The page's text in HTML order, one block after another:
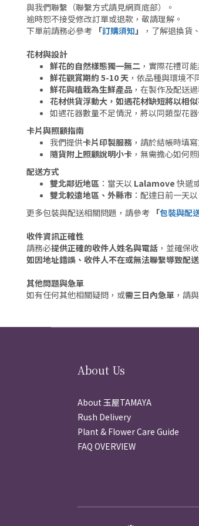
與我們聯繫（聯繫方式請見網頁底部）。
逾時恕不接受修改訂單或退款，敬請理解。
下單前請務必參考 「訂購須知」
，了解退換貨
花材與設計
鮮花的自然樣態獨一無二 ，實際花禮可
鮮花觀賞期約 5-10 天 ，依品種與環境
鮮花與植栽為生鮮產品 ，在製作及配送
花材供貨浮動大，如遇花材缺短將以相似
如遇花器數量不足情況，將以同類型花
卡片與照顧指南
我們提供卡片印製服務 ，請於結帳時填
隨貨附上照顧說明小卡 ，無需擔心如何
配送方式
雙北鄰近地區 ：當天以 Lalamove 快遞
雙北較遠地區、外縣市 ：配達日前一天以
更多包裝與配送相關問題，請參考 「包裝與配
收件資訊正確性
請務必提供正確的收件人姓名與電話 ，並確保
如因地址錯誤、收件人不在或無法聯繫導致配
其他問題與急單
如有任何其他相關疑問，或需三日內急單 ，請
About Us
About 玉屋TAMAYA
Rush Delivery
Plant & Flower Care Guide
FAQ OVERVIEW